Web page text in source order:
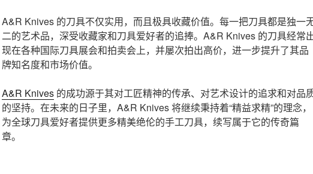
A&R Knives 的刀具不仅实用，而且极具收藏价值。每一把刀具都是独一
二的艺术品，深受收藏家和刀具爱好者的追捧。A&R Knives 的刀具经常
现在各种国际刀具展会和拍卖会上，并屡次拍出高价，进一步提升了其品
牌知名度和市场价值。
A&R Knives的成功源于其对工匠精神的传承、对艺术设计的追求和对品
的坚持。在未来的日子里，A&R Knives 将继续秉持着“精益求精”的理念，
为全球刀具爱好者提供更多精美绝伦的手工刀具，续写属于它的传奇篇
章。